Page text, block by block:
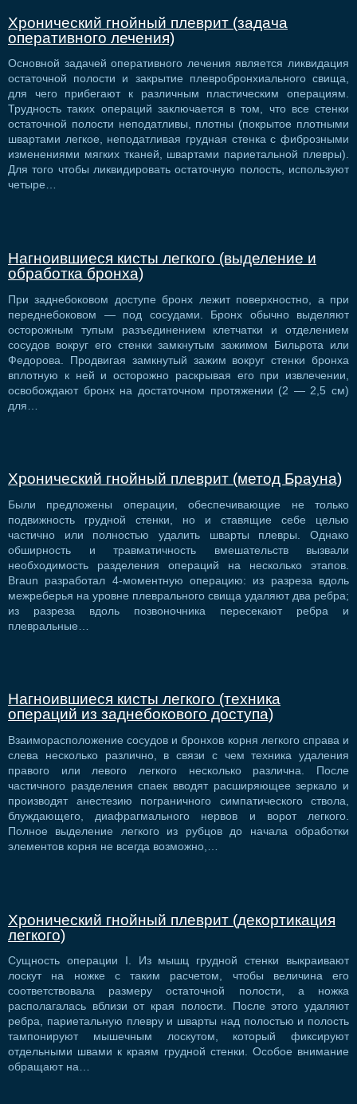
Хронический гнойный плеврит (задача
оперативного лечения)
Основной задачей оперативного лечения является ликвидация
остаточной полости и закрытие плевробронхиального свища,
для чего прибегают к различным пластическим операциям.
Трудность таких операций заключается в том, что все стенки
остаточной полости неподатливы, плотны (покрытое плотными
швартами легкое, неподатливая грудная стенка с фиброзными
изменениями мягких тканей, швартами париетальной плевры).
Для того чтобы ликвидировать остаточную полость, используют
четыре…
Нагноившиеся кисты легкого (выделение и
обработка бронха)
При заднебоковом доступе бронх лежит поверхностно, а при
переднебоковом — под сосудами. Бронх обычно выделяют
осторожным тупым разъединением клетчатки и отделением
сосудов вокруг его стенки замкнутым зажимом Бильрота или
Федорова. Продвигая замкнутый зажим вокруг стенки бронха
вплотную к ней и осторожно раскрывая его при извлечении,
освобождают бронх на достаточном протяжении (2 — 2,5 см)
для…
Хронический гнойный плеврит (метод Брауна)
Были предложены операции, обеспечивающие не только
подвижность грудной стенки, но и ставящие себе целью
частично или полностью удалить шварты плевры. Однако
обширность и травматичность вмешательств вызвали
необходимость разделения операций на несколько этапов.
Braun разработал 4-моментную операцию: из разреза вдоль
межреберья на уровне плеврального свища удаляют два ребра;
из разреза вдоль позвоночника пересекают ребра и
плевральные…
Нагноившиеся кисты легкого (техника
операций из заднебокового доступа)
Взаиморасположение сосудов и бронхов корня легкого справа и
слева несколько различно, в связи с чем техника удаления
правого или левого легкого несколько различна. После
частичного разделения спаек вводят расширяющее зеркало и
производят анестезию пограничного симпатического ствола,
блуждающего, диафрагмального нервов и ворот легкого.
Полное выделение легкого из рубцов до начала обработки
элементов корня не всегда возможно,…
Хронический гнойный плеврит (декортикация
легкого)
Сущность операции I. Из мышц грудной стенки выкраивают
лоскут на ножке с таким расчетом, чтобы величина его
соответствовала размеру остаточной полости, а ножка
располагалась вблизи от края полости. После этого удаляют
ребра, париетальную плевру и шварты над полостью и полость
тампонируют мышечным лоскутом, который фиксируют
отдельными швами к краям грудной стенки. Особое внимание
обращают на…